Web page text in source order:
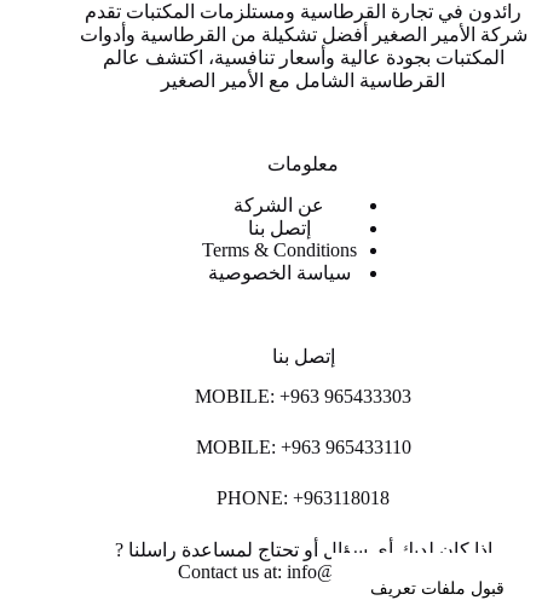
قبول ملفات تعريف
رائدون في تجارة القرطاسية ومستلزمات المكتبات تقدم
شركة الأمير الصغير أفضل تشكيلة من القرطاسية وأدوات
المكتبات بجودة عالية وأسعار تنافسية، اكتشف عالم
القرطاسية الشامل مع الأمير الصغير
معلومات
عن الشركة
إتصل بنا
Terms & Conditions
سياسة الخصوصية
إتصل بنا
MOBILE: +963 965433303
MOBILE: +963 965433110
PHONE: +963118018
اذا كان لديك أي سؤال أو تحتاج لمساعدة راسلنا ?
Contact us at: info@lpco-llc.com